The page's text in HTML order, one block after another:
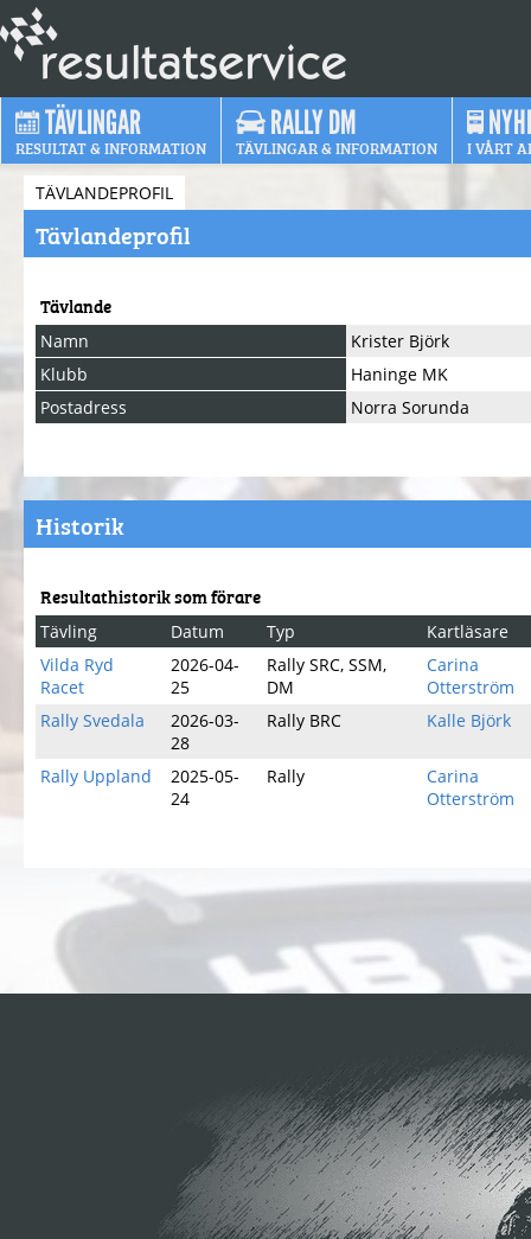
TÄVLINGAR
RESULTAT & INFORMATION
RALLY DM
TÄVLINGAR & INFORMATION I VÅRT
TÄVLANDEPROFIL
Tävlandeprofil
Tävlande
Namn
Krister Björk
Klubb
Haninge MK
Postadress
Norra Sorunda
Historik
Resultathistorik som förare
Tävling Datum Typ
Kartläsare
Vilda Ryd
Racet
2026-04-
25
Rally SRC, SSM,
DM
Carina
Otterström
Rally Svedala
2026-03-
28
Rally BRC Kalle Björk
Rally Uppland
2025-05-
24
Rally
Carina
Otterström